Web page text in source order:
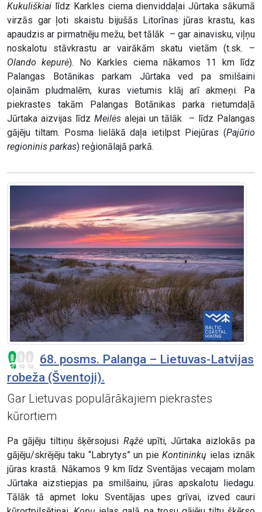
Kukuliškiai līdz Karkles ciema dienviddaļai Jūrtaka sākumā
virzās gar ļoti skaistu bijušās Litorīnas jūras krastu, kas
apaudzis ar pirmatnēju mežu, bet tālāk – gar ainavisku, viļņu
noskalotu stāvkrastu ar vairākām skatu vietām (t.sk. –
Olando kepurė). No Karkles ciema nākamos 11 km līdz
Palangas Botānikas parkam Jūrtaka ved pa smilšaini
oļainām pludmalēm, kuras vietumis klāj arī akmeņi. Pa
piekrastes takām Palangas Botānikas parka rietumdaļā
Jūrtaka aizvijas līdz Meilėsalejai un tālāk – līdz Palangas
gājēju tiltam. Posma lielākā daļa ietilpst Piejūras (Pajūrio
regioninis parkas) reģionālajā parkā.
68. posms. Palanga – Lietuvas-Latvijas
robeža (Šventoji).
Gar Lietuvas populārākajiem piekrastes
kūrortiem
Pa gājēju tiltiņu šķērsojusi Rąžėupīti, Jūrtaka aizlokās pa
gājēju/skrējēju taku “Labrytys” un pieKontininkų ielas iznāk
jūras krastā. Nākamos 9 km līdz Sventājas vecajam molam
Jūrtaka aizstiepjas pa smilšainu, jūras apskalotu liedagu.
Tālāk tā apmet loku Sventājas upes grīvai, izved cauri